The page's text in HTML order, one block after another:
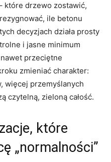
które drzewo zostawić,
ile betonu
decyzjach działa prosty
i jasne minimum
przeciętne
zmieniać charakter:
więcej przemyślanych
czytelną, zieloną całość.
które
„normalności”